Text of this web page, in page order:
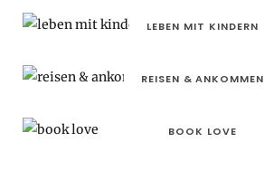
LEBEN MIT KINDERN
REISEN & ANKOMMEN
BOOK LOVE